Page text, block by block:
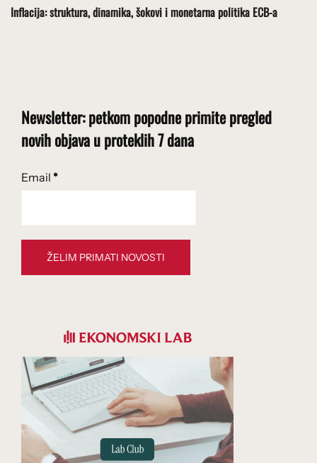
Inflacija: struktura, dinamika, šokovi i monetarna politika ECB-a
Newsletter: petkom popodne primite pregled
novih objava u proteklih 7 dana
Email *